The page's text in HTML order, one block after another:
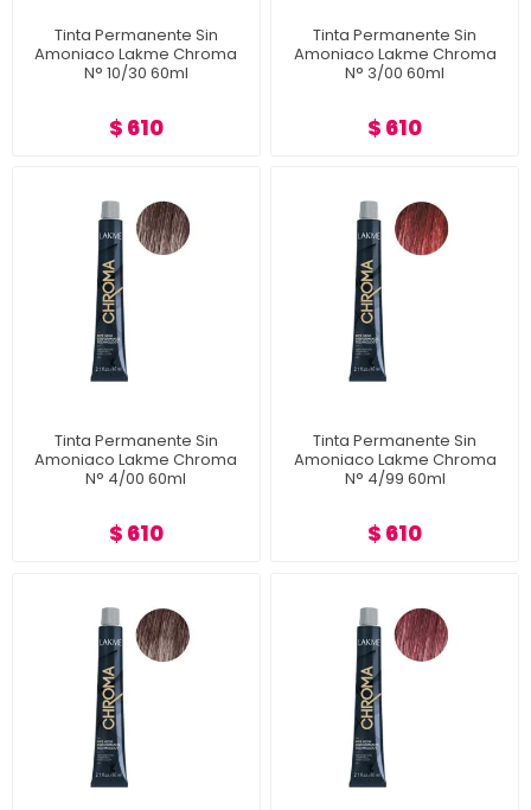
Tinta Permanente Sin
Amoniaco Lakme Chroma
N° 10/30 60ml
$ 610
Tinta Permanente Sin
Amoniaco Lakme Chroma
N° 3/00 60ml
$ 610
Tinta Permanente Sin
Amoniaco Lakme Chroma
N° 4/00 60ml
$ 610
Tinta Permanente Sin
Amoniaco Lakme Chroma
N° 4/99 60ml
$ 610